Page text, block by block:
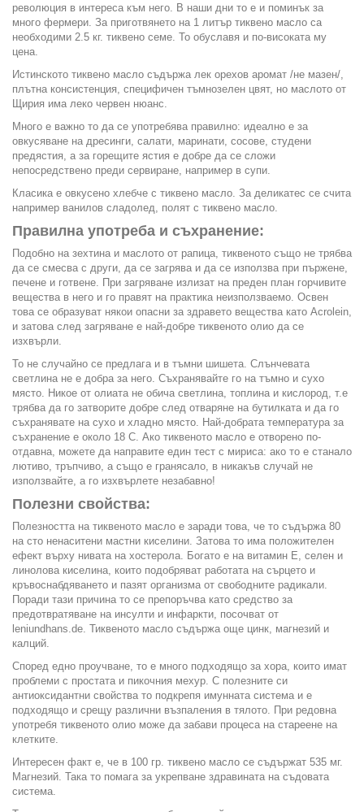
революция в интереса към него. В наши дни то е и поминък за
много фермери. За приготвянето на 1 литър тиквено масло са
необходими 2.5 кг. тиквено семе. То обуславя и по-високата му
цена.
Истинското тиквено масло съдържа лек орехов аромат /не мазен/,
плътна консистенция, специфичен тъмнозелен цвят, но маслото от
Щирия има леко червен нюанс.
Много е важно то да се употребява правилно: идеално е за
овкусяване на дресинги, салати, маринати, сосове, студени
предястия, а за горещите ястия е добре да се сложи
непосредствено преди сервиране, например в супи.
Класика е овкусено хлебче с тиквено масло. За деликатес се счита
например ванилов сладолед, полят с тиквено масло.
Правилна употреба и съхранение:
Подобно на зехтина и маслото от рапица, тиквеното също не трябва
да се смесва с други, да се загрява и да се използва при пържене,
печене и готвене. При загряване излизат на преден план горчивите
вещества в него и го правят на практика неизползваемо. Освен
това се образуват някои опасни за здравето вещества като Acrolein,
и затова след загряване е най-добре тиквеното олио да се
изхвърли.
То не случайно се предлага и в тъмни шишета. Слънчевата
светлина не е добра за него. Съхранявайте го на тъмно и сухо
място. Никое от олиата не обича светлина, топлина и кислород, т.е
трябва да го затворите добре след отваряне на бутилката и да го
съхранявате на сухо и хладно място. Най-добрата температура за
съхранение е около 18 С. Ако тиквеното масло е отворено по-
отдавна, можете да направите един тест с мириса: ако то е станало
лютиво, тръпчиво, а също е гранясало, в никакъв случай не
използвайте, а го изхвърлете незабавно!
Полезни свойства:
Полезността на тиквеното масло е заради това, че то съдържа 80
на сто ненаситени мастни киселини. Затова то има положителен
ефект върху нивата на хостерола. Богато е на витамин Е, селен и
линолова киселина, които подобряват работата на сърцето и
кръвоснабдяването и пазят организма от свободните радикали.
Поради тази причина то се препоръчва като средство за
предотвратяване на инсулти и инфаркти, посочват от
leniundhans.de. Тиквеното масло съдържа още цинк, магнезий и
калций.
Според едно проучване, то е много подходящо за хора, които имат
проблеми с простата и пикочния мехур. С полезните си
антиоксидантни свойства то подкрепя имунната система и е
подходящо и срещу различни възпаления в тялото. При редовна
употребя тиквеното олио може да забави процеса на стареене на
клетките.
Интересен факт е, че в 100 гр. тиквено масло се съдържат 535 мг.
Магнезий. Така то помага за укрепване здравината на съдовата
система.